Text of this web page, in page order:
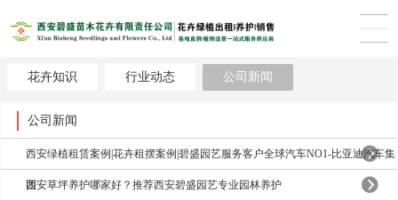
花卉知识 行业动态 公司新闻
公司新闻
西安绿植租赁案例|花卉租摆案例|碧盛园艺服务客户全球汽车NO1-比亚迪汽车集
团
西安草坪养护哪家好？推荐西安碧盛园艺专业园林养护